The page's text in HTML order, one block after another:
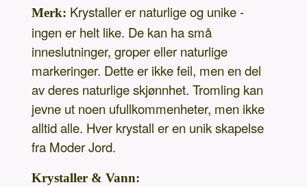
Merk: Krystaller er naturlige og unike -
ingen er helt like. De kan ha små
inneslutninger, groper eller naturlige
markeringer. Dette er ikke feil, men en del
av deres naturlige skjønnhet. Tromling kan
jevne ut noen ufullkommenheter, men ikke
alltid alle. Hver krystall er en unik skapelse
fra Moder Jord.
Krystaller & Vann: